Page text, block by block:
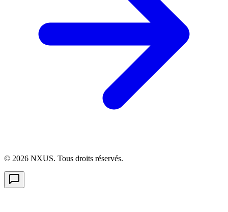
© 2026 NXUS. Tous droits réservés.